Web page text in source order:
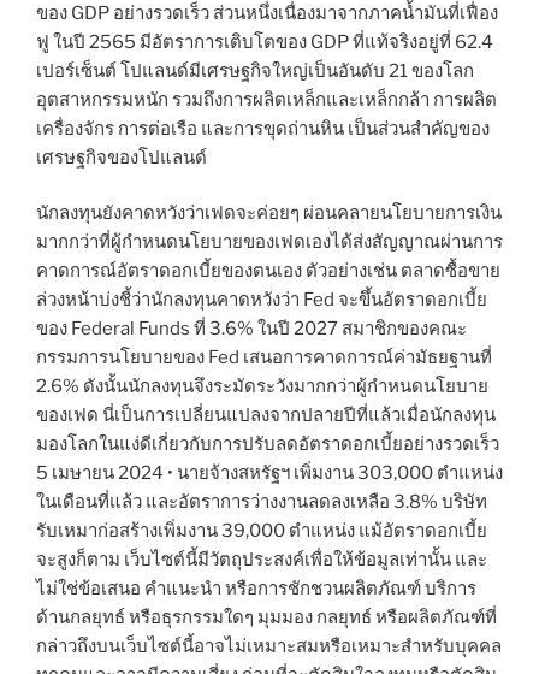
ของ GDP อย่างรวดเร็ว ส่วนหนึ่งเนื่องมาจากภาคน้ำมันที่เฟื่อง
ฟู ในปี 2565 มีอัตราการเติบโตของ GDP ที่แท้จริงอยู่ที่ 62.4
เปอร์เซ็นต์ โปแลนด์มีเศรษฐกิจใหญ่เป็นอันดับ 21 ของโลก
อุตสาหกรรมหนัก รวมถึงการผลิตเหล็กและเหล็กกล้า การผลิต
เครื่องจักร การต่อเรือ และการขุดถ่านหิน เป็นส่วนสำคัญของ
เศรษฐกิจของโปแลนด์
นักลงทุนยังคาดหวังว่าเฟดจะค่อยๆ ผ่อนคลายนโยบายการเงิน
มากกว่าที่ผู้กำหนดนโยบายของเฟดเองได้ส่งสัญญาณผ่านการ
คาดการณ์อัตราดอกเบี้ยของตนเอง ตัวอย่างเช่น ตลาดซื้อขาย
ล่วงหน้าบ่งชี้ว่านักลงทุนคาดหวังว่า Fed จะขึ้นอัตราดอกเบี้ย
ของ Federal Funds ที่ 3.6% ในปี 2027 สมาชิกของคณะ
กรรมการนโยบายของ Fed เสนอการคาดการณ์ค่ามัธยฐานที่
2.6% ดังนั้นนักลงทุนจึงระมัดระวังมากกว่าผู้กำหนดนโยบาย
ของเฟด นี่เป็นการเปลี่ยนแปลงจากปลายปีที่แล้วเมื่อนักลงทุน
มองโลกในแง่ดีเกี่ยวกับการปรับลดอัตราดอกเบี้ยอย่างรวดเร็ว
5 เมษายน 2024 • นายจ้างสหรัฐฯ เพิ่มงาน 303,000 ตำแหน่ง
ในเดือนที่แล้ว และอัตราการว่างงานลดลงเหลือ 3.8% บริษัท
รับเหมาก่อสร้างเพิ่มงาน 39,000 ตำแหน่ง แม้อัตราดอกเบี้ย
จะสูงก็ตาม เว็บไซต์นี้มีวัตถุประสงค์เพื่อให้ข้อมูลเท่านั้น และ
ไม่ใช่ข้อเสนอ คำแนะนำ หรือการชักชวนผลิตภัณฑ์ บริการ
ด้านกลยุทธ์ หรือธุรกรรมใดๆ มุมมอง กลยุทธ์ หรือผลิตภัณฑ์ที่
กล่าวถึงบนเว็บไซต์นี้อาจไม่เหมาะสมหรือเหมาะสำหรับบุคคล